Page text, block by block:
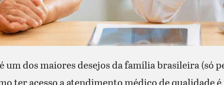
um dos maiores desejos da família brasileira (só
ter acesso a atendimento médico de qualidade